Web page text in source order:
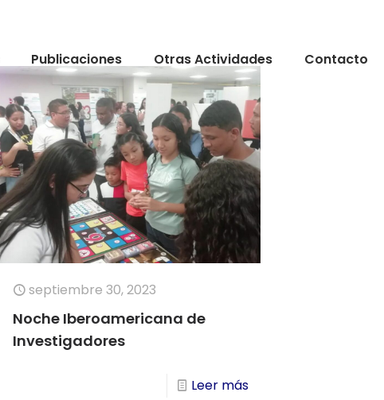
Publicaciones Otras Actividades Contacto
septiembre 30, 2023
Noche Iberoamericana de
Investigadores
Leer más